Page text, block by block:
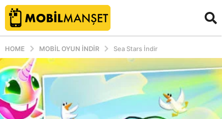
HOME MOBIL OYUN INDIR Sea Stars İndir